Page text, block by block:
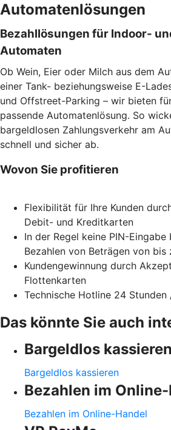
Automatenlösungen
Bezahllösungen für Indoor-
Automaten
Ob Wein, Eier oder Milch aus dem
einer Tank- beziehungsweise E-
und Offstreet-Parking – wir bieten
passende Automatenlösung. So
bargeldlosen Zahlungsverkehr am
schnell und sicher ab.
Wovon Sie profitieren
Flexibilität für Ihre Kunden
Debit- und Kreditkarten
In der Regel keine PIN-
Bezahlen von Beträgen von bis
Kundengewinnung durch
Flottenkarten
Technische Hotline 24 Stunden
Das könnte Sie auch
Bargeldlos kassieren
Bargeldlos kassieren
Bezahlen im
Bezahlen im Online-Handel